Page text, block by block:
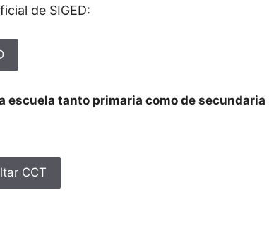
de SIGED:
escuela tanto primaria como de secundaria
CCT